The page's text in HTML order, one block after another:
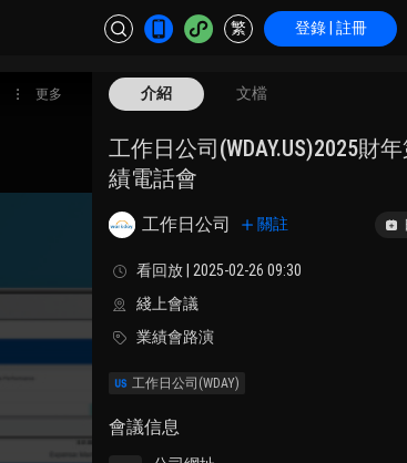
繁 登錄 | 註冊
更多 介紹 文檔
工作日公司(WDAY.US)2025財
績電話會
工作日公司 關註
看回放 | 2025-02-26 09:30
綫上會議
業績會路演
工作日公司 (WDAY)
會議信息